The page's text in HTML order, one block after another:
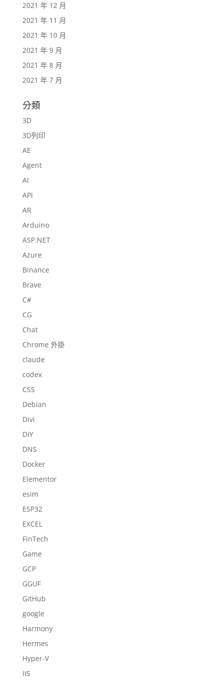
2021 年 12 月
2021 年 11 月
2021 年 10 月
2021 年 9 月
2021 年 8 月
2021 年 7 月
分類
3D
3D列印
AE
Agent
AI
API
AR
Arduino
ASP.NET
Azure
Binance
Brave
C#
CG
Chat
Chrome 外掛
claude
codex
CSS
Debian
Divi
DIY
DNS
Docker
Elementor
esim
ESP32
EXCEL
FinTech
Game
GCP
GGUF
GitHub
google
Harmony
Hermes
Hyper-V
IIS